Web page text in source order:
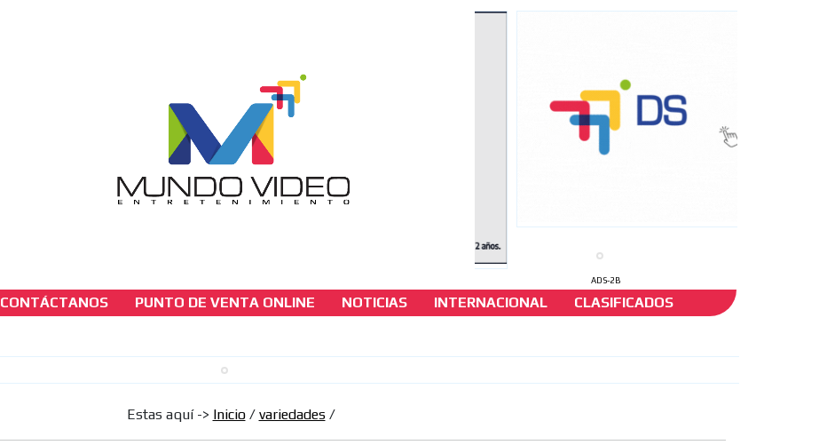
ADS-2B
CONTÁCTANOS PUNTO DE VENTA ONLINE NOTICIAS INTERNACIONAL CLASIFICADOS
Del estudio a la duela, Ryan Castro no falla una
Estas aquí -> Inicio/ variedades/